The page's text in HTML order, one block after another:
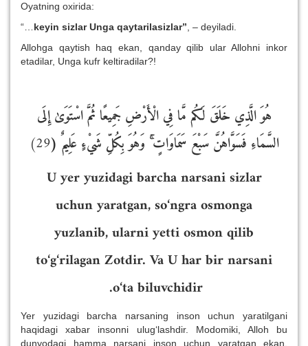
Oyatning oxirida:
“…keyin sizlar Unga qaytarilasizlar”, – deyiladi.
Allohga qaytish haq ekan, qanday qilib ular Allohni inkor
etadilar, Unga kufr keltiradilar?!
هُوَ الَّذِي خَلَقَ لَكُم مَّا فِي الْأَرْضِ جَمِيعًا ثُمَّ اسْتَوَىٰ إِلَى
السَّمَاءِ فَسَوَّاهُنَّ سَبْعَ سَمَاوَاتٍ وَهُوَ بِكُلِّ شَيْءٍ عَلِيمٌ (29)
U yer yuzidagi barcha narsani sizlar
uchun yaratgan, so‘ngra osmonga
yuzlanib, ularni yetti osmon qilib
to‘g‘rilagan Zotdir.Va U har bir narsani
o‘ta biluvchidir.
Yer yuzidagi barcha narsaning inson uchun yaratilgani
haqidagi xabar insonni ulug‘lashdir. Modomiki, Alloh bu
dunyodagi hamma narsani inson uchun yaratgan ekan,